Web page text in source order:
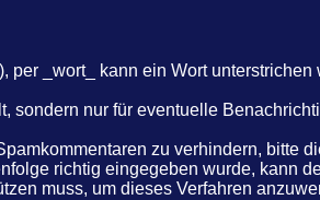
per _wort_ kann ein Wort unterstrichen
sondern nur für eventuelle
zu verhindern, bitte
richtig eingegeben wurde, kann
muss, um dieses Verfahren